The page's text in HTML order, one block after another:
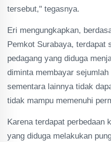
tersebut," tegasnya.
Eri mengungkapkan,
Pemkot Surabaya, terdapat
pedagang yang diduga
diminta membayar
sementara lainnya tidak
tidak mampu memenuhi
Karena terdapat perbedaan
yang diduga melakukan